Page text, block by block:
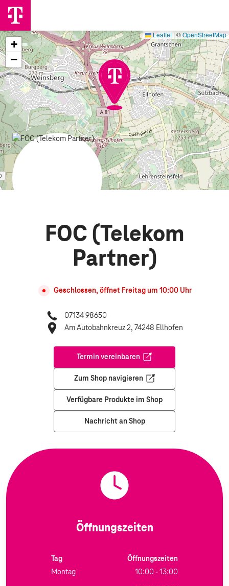
+
−
Leaflet|©OpenStreetMap
FOC (Telekom
Partner)
Geschlossen, öffnet Freitag um 10:00 Uhr
07134 98650
Am Autobahnkreuz 2, 74248 Ellhofen
Termin vereinbaren
Öffnet in einem neuen Tab
Zum Shop navigieren
Öffnet in einem neuen Tab
Verfügbare Produkte im Shop
Nachricht an Shop
Öffnungszeiten
Tag
Öffnungszeiten
Montag
10:00 - 13:00